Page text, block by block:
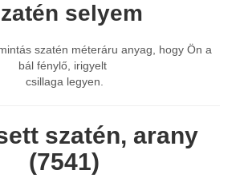
selyem
szatén méteráru anyag, hogy Ön a
bál fénylő, irigyelt
csillaga legyen.
szatén, arany
(7541)